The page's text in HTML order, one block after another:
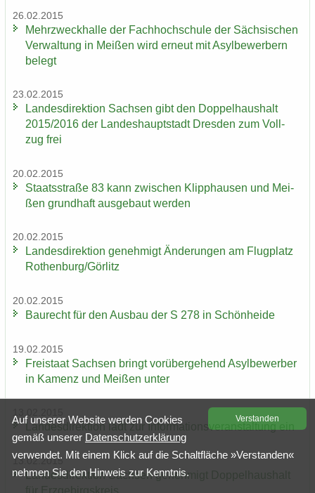
26.02.2015
Mehr­zweck­hal­le der Fach­hoch­schu­le der Säch­si­schen
Ver­wal­tung in Mei­ßen wird er­neut mit Asyl­be­wer­bern
be­legt
23.02.2015
Lan­des­di­rek­ti­on Sach­sen gibt den Dop­pel­haus­halt
2015/2016 der Lan­des­haupt­stadt Dres­den zum Voll­
zug frei
20.02.2015
Staats­stra­ße 83 kann zwi­schen Klipp­hau­sen und Mei­
ßen grund­haft aus­ge­baut wer­den
20.02.2015
Lan­des­di­rek­ti­on ge­neh­migt Än­de­run­gen am Flug­platz
Ro­then­burg/Gör­litz
20.02.2015
Bau­recht für den Aus­bau der S 278 in Schön­hei­de
19.02.2015
Frei­staat Sach­sen bringt vor­über­ge­hend Asyl­be­wer­ber
in Ka­menz und Mei­ßen unter
Lan­des­di­rek­ti­on lädt zur In­for­ma­ti­ons­ver­an­stal­tung ein
13.02.2015
Lan­des­di­rek­ti­on Sach­sen ge­neh­migt Dop­pel­haus­halt
Ver­stan­den
Auf un­se­rer Web­site wer­den Coo­kies
gemäß un­se­rer Da­ten­schutz­er­klä­rung
ver­wen­det. Mit einem Klick auf die Schalt­flä­che »Ver­stan­den«
neh­men Sie den Hin­weis zur Kennt­nis.